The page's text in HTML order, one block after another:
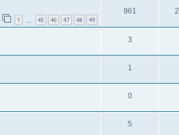
1 45 46 47 48 49
961
3
1
0
5